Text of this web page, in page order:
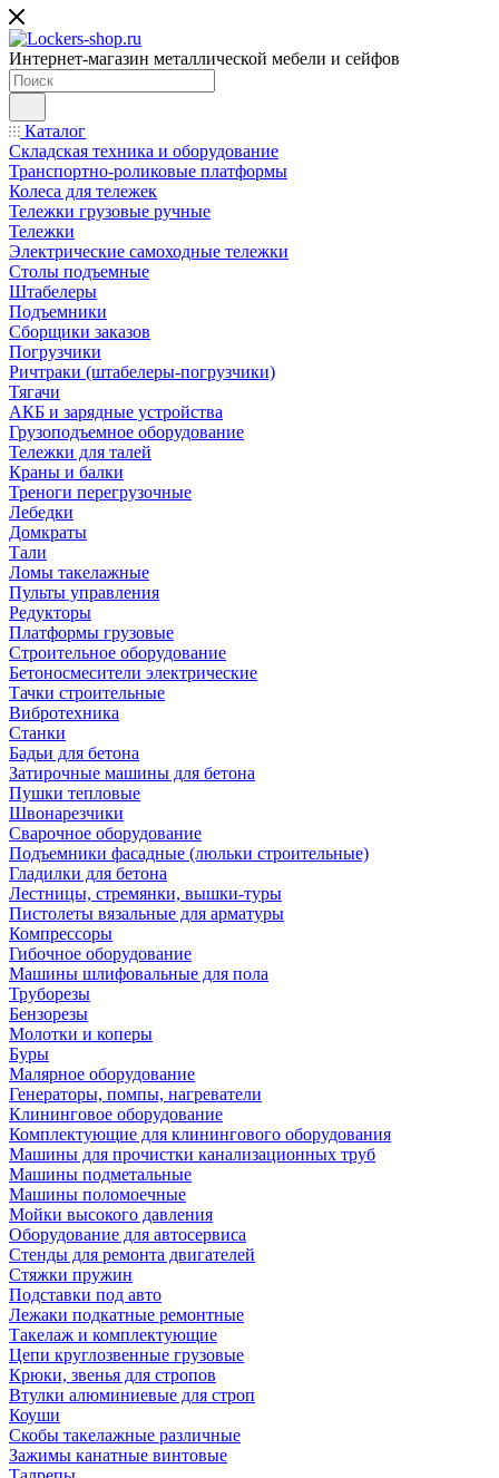
Интернет-магазин металлической мебели и сейфов
Каталог
Складская техника и оборудование
Транспортно-роликовые платформы
Колеса для тележек
Тележки грузовые ручные
Тележки
Электрические самоходные тележки
Столы подъемные
Штабелеры
Подъемники
Сборщики заказов
Погрузчики
Ричтраки (штабелеры-погрузчики)
Тягачи
АКБ и зарядные устройства
Грузоподъемное оборудование
Тележки для талей
Краны и балки
Треноги перегрузочные
Лебедки
Домкраты
Тали
Ломы такелажные
Пульты управления
Редукторы
Платформы грузовые
Строительное оборудование
Бетоносмесители электрические
Тачки строительные
Вибротехника
Станки
Бадьи для бетона
Затирочные машины для бетона
Пушки тепловые
Швонарезчики
Сварочное оборудование
Подъемники фасадные (люльки строительные)
Гладилки для бетона
Лестницы, стремянки, вышки-туры
Пистолеты вязальные для арматуры
Компрессоры
Гибочное оборудование
Машины шлифовальные для пола
Труборезы
Бензорезы
Молотки и коперы
Буры
Малярное оборудование
Генераторы, помпы, нагреватели
Клининговое оборудование
Комплектующие для клинингового оборудования
Машины для прочистки канализационных труб
Машины подметальные
Машины поломоечные
Мойки высокого давления
Оборудование для автосервиса
Стенды для ремонта двигателей
Стяжки пружин
Подставки под авто
Лежаки подкатные ремонтные
Такелаж и комплектующие
Цепи круглозвенные грузовые
Крюки, звенья для стропов
Втулки алюминиевые для строп
Коуши
Скобы такелажные различные
Зажимы канатные винтовые